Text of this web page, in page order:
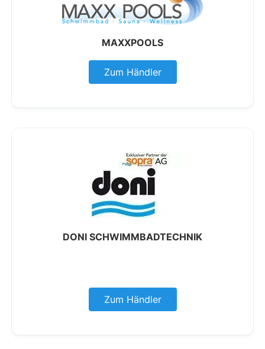
MAXXPOOLS
Zum Händler
DONI SCHWIMMBADTECHNIK
Zum Händler